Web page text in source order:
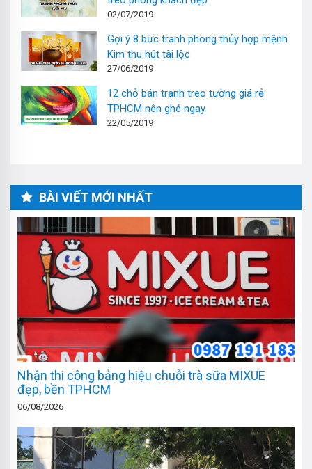
02/07/2019
Gợi ý 8 bức tranh phong thủy hợp mệnh
Kim thu hút tài lộc
27/06/2019
12 chỗ bán tranh treo tường giá rẻ
TPHCM nên ghé ngay
22/05/2019
BÀI VIẾT MỚI NHẤT
Nhận thi công bảng hiệu chuỗi trà sữa MIXUE
đẹp, bền TPHCM
06/08/2026